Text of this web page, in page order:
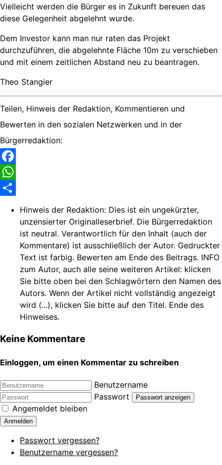
Vielleicht werden die Bürger es in Zukunft bereuen das
diese Gelegenheit abgelehnt wurde.
Dem Investor kann man nur raten das Projekt
durchzuführen, die abgelehnte Fläche 10m zu verschieben
und mit einem zeitlichen Abstand neu zu beantragen.
Theo Stangier
Teilen, Hinweis der Redaktion, Kommentieren und
Bewerten in den sozialen Netzwerken und in der
Bürgerredaktion:
Facebook
WhatsApp
Hinweis der Redaktion: Dies ist ein ungekürzter,
unzensierter Originalleserbrief. Die Bürgerredaktion
ist neutral. Verantwortlich für den Inhalt (auch der
Kommentare) ist ausschließlich der Autor. Gedruckter
Text ist farbig. Bewerten am Ende des Beitrags. INFO
zum Autor, auch alle seine weiteren Artikel: klicken
Sie bitte oben bei den Schlagwörtern den Namen des
Autors. Wenn der Artikel nicht vollständig angezeigt
wird (...), klicken Sie bitte auf den Titel. Ende des
Hinweises.
Keine Kommentare
Einloggen, um einen Kommentar zu schreiben
Benutzername
Passwort
Passwort anzeigen
Angemeldet bleiben
Anmelden
Passwort vergessen?
Benutzername vergessen?